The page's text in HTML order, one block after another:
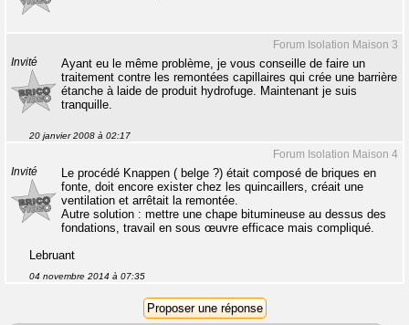
Forum Isolation Maison 3
Invité
Ayant eu le même problème, je vous conseille de faire un
traitement contre les remontées capillaires qui crée une barrière
étanche à laide de produit hydrofuge. Maintenant je suis
tranquille.
20 janvier 2008 à 02:17
Forum Isolation Maison 4
Invité
Le procédé Knappen ( belge ?) était composé de briques en
fonte, doit encore exister chez les quincaillers, créait une
ventilation et arrêtait la remontée.
Autre solution : mettre une chape bitumineuse au dessus des
fondations, travail en sous œuvre efficace mais compliqué.
Lebruant
04 novembre 2014 à 07:35